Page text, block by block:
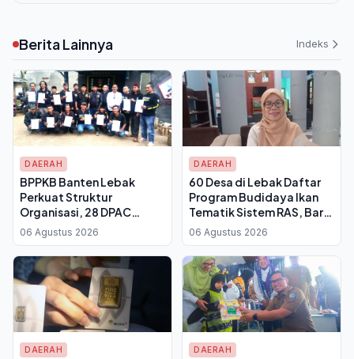
Berita Lainnya Indeks
DAERAH
BPPKB Banten Lebak
Perkuat Struktur
Organisasi, 28 DPAC
Terima SK dari Ketua DPC
Enjat Jatmiko
06 Agustus 2026
DAERAH
60 Desa di Lebak Daftar
Program Budidaya Ikan
Tematik Sistem RAS, Baru
Separuh yang Lolos
Verifikasi
06 Agustus 2026
DAERAH DAERAH